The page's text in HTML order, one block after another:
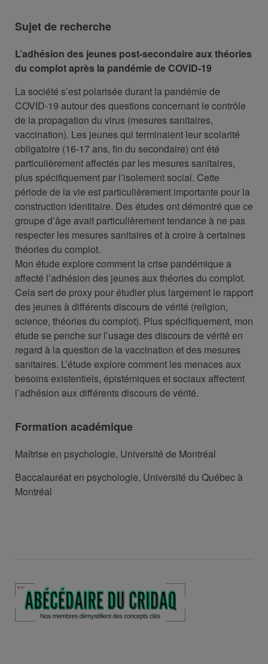
Sujet de recherche
L’adhésion des jeunes post-secondaire aux théories
du complot après la pandémie de COVID-19
La société s’est polarisée durant la pandémie de
COVID-19 autour des questions concernant le contrôle
de la propagation du virus (mesures sanitaires,
vaccination). Les jeunes qui terminaient leur scolarité
obligatoire (16-17 ans, fin du secondaire) ont été
particulièrement affectés par les mesures sanitaires,
plus spécifiquement par l’isolement social. Cette
période de la vie est particulièrement importante pour la
construction identitaire. Des études ont démontré que ce
groupe d’âge avait particulièrement tendance à ne pas
respecter les mesures sanitaires et à croire à certaines
théories du complot.
Mon étude explore comment la crise pandémique a
affecté l’adhésion des jeunes aux théories du complot.
Cela sert de proxy pour étudier plus largement le rapport
des jeunes à différents discours de vérité (religion,
science, théories du complot). Plus spécifiquement, mon
étude se penche sur l’usage des discours de vérité en
regard à la question de la vaccination et des mesures
sanitaires. L’étude explore comment les menaces aux
besoins existentiels, épistémiques et sociaux affectent
l’adhésion aux différents discours de vérité.
Formation académique
Maîtrise en psychologie, Université de Montréal
Baccalauréat en psychologie, Université du Québec à
Montréal